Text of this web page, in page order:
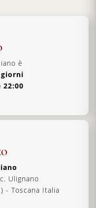
è
22:00
Ulignano
- Toscana Italia